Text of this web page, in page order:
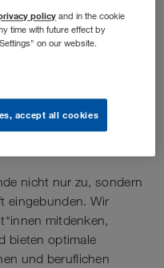
nicht nur zu, sondern
eingebunden. Wir
mitdenken,
bieten optimale
und beruflichen
policy and in the cookie
time with future effect by
on our website.
accept all cookies